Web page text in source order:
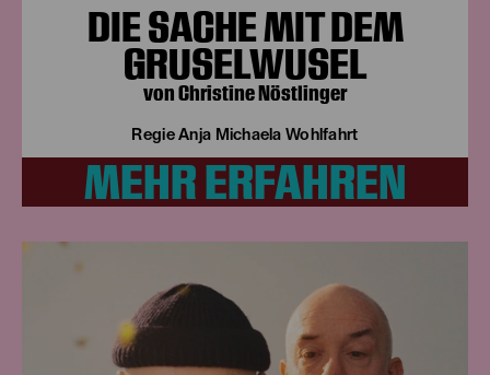
DIE SACHE MIT DEM
GRUSELWUSEL
von Christine Nöstlinger
Regie Anja Michaela Wohlfahrt
MEHR ERFAHREN